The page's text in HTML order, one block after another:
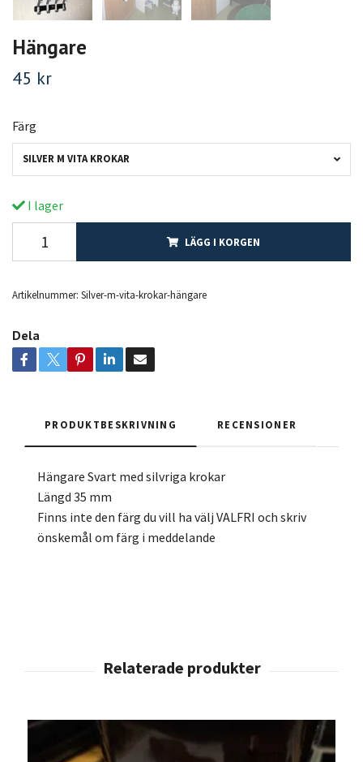
Hängare
45 kr
Färg
SILVER M VITA KROKAR
I lager
LÄGG I KORGEN
Artikelnummer: Silver-m-vita-krokar-hängare
Dela
PRODUKTBESKRIVNING RECENSIONER
Hängare Svart med silvriga krokar
Längd 35 mm
Finns inte den färg du vill ha välj VALFRI och skriv
önskemål om färg i meddelande